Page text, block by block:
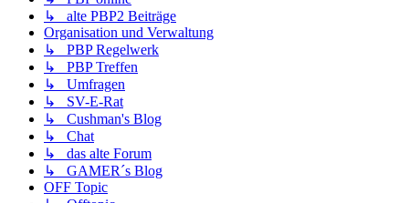
↳ alte PBP2 Beiträge
Organisation und Verwaltung
↳ PBP Regelwerk
↳ PBP Treffen
↳ Umfragen
↳ SV-E-Rat
↳ Cushman's Blog
↳ Chat
↳ das alte Forum
↳ GAMER´s Blog
OFF Topic